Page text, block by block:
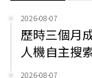
2026-08-07
歷時三個月
人機自主搜
2026-08-07